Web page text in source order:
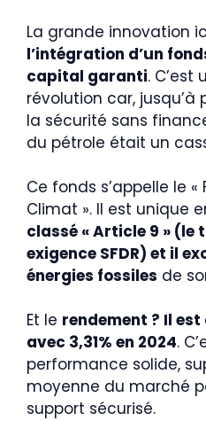
La grande innovation
l’intégration d’un
capital garanti. C’est
révolution car, jusqu’à
la sécurité sans
du pétrole était un
Ce fonds s’appelle le
Climat ». Il est unique
classé « Article 9 » (le
exigence SFDR) et il
énergies fossiles de
Et le rendement ? Il
avec 3,31% en 2024.
performance solide,
moyenne du marché
support sécurisé.